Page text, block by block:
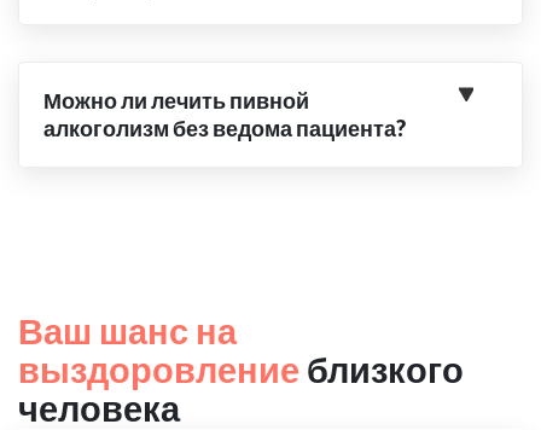
Можно ли лечить пивной
алкоголизм без ведома пациента?
Ваш шанс на
выздоровление близкого
человека